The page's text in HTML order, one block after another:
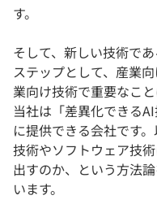
す。
そして、新しい技術で
ステップとして、産業
業向け技術で重要なこ
当社は「差異化できる
に提供できる会社です
技術やソフトウェア技
出すのか、という方法
います。